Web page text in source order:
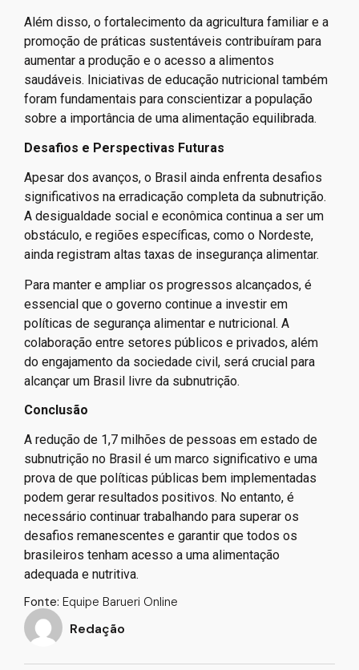
Além disso, o fortalecimento da agricultura familiar e a
promoção de práticas sustentáveis contribuíram para
aumentar a produção e o acesso a alimentos
saudáveis. Iniciativas de educação nutricional também
foram fundamentais para conscientizar a população
sobre a importância de uma alimentação equilibrada.
Desafios e Perspectivas Futuras
Apesar dos avanços, o Brasil ainda enfrenta desafios
significativos na erradicação completa da subnutrição.
A desigualdade social e econômica continua a ser um
obstáculo, e regiões específicas, como o Nordeste,
ainda registram altas taxas de insegurança alimentar.
Para manter e ampliar os progressos alcançados, é
essencial que o governo continue a investir em
políticas de segurança alimentar e nutricional. A
colaboração entre setores públicos e privados, além
do engajamento da sociedade civil, será crucial para
alcançar um Brasil livre da subnutrição.
Conclusão
A redução de 1,7 milhões de pessoas em estado de
subnutrição no Brasil é um marco significativo e uma
prova de que políticas públicas bem implementadas
podem gerar resultados positivos. No entanto, é
necessário continuar trabalhando para superar os
desafios remanescentes e garantir que todos os
brasileiros tenham acesso a uma alimentação
adequada e nutritiva.
Fonte: Equipe Barueri Online
Redação